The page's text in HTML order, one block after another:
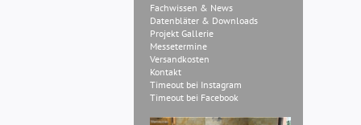
Fachwissen & News
Datenbläter & Downloads
Projekt Gallerie
Messetermine
Versandkosten
Kontakt
Timeout bei Instagram
Timeout bei Facebook